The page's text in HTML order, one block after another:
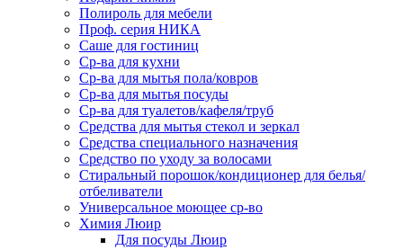
Полироль для мебели
Проф. серия НИКА
Саше для гостиниц
Ср-ва для кухни
Ср-ва для мытья пола/ковров
Ср-ва для мытья посуды
Ср-ва для туалетов/кафеля/труб
Средства для мытья стекол и зеркал
Средства специального назначения
Средство по уходу за волосами
Стиральный порошок/кондиционер для белья/
отбеливатели
Универсальное моющее ср-во
Химия Люир
Для посуды Люир